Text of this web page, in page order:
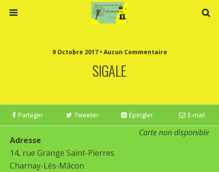
9 Octobre 2017 • Aucun Commentaire
SIGALE
Partager Tweeter Épingler E-mail
Carte non disponible
Adresse
14, rue Grange Saint-Pierres
Charnay-Lès-Mâcon